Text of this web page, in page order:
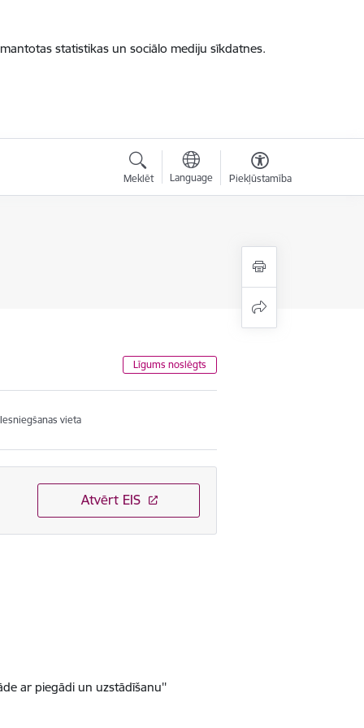
statistikas un sociālo mediju sīkdatnes.
Meklēt Language Piekļūstamība
Līgums noslēgts
Iesniegšanas vieta
Atvērt EIS
ar piegādi un uzstādīšanu''